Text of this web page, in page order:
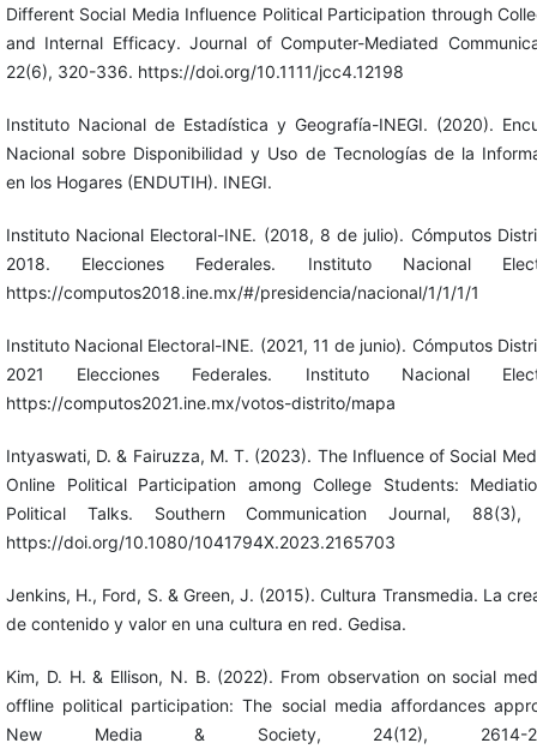
Different Social Media Influence Political Participation through
and Internal Efficacy. Journal of Computer-Mediated
22(6), 320-336. https://doi.org/10.1111/jcc4.12198
Instituto Nacional de Estadística y Geografía-INEGI. (2020).
Nacional sobre Disponibilidad y Uso de Tecnologías de la
en los Hogares (ENDUTIH). INEGI.
Instituto Nacional Electoral-INE. (2018, 8 de julio). Cómputos
2018. Elecciones Federales. Instituto Nacional
https://computos2018.ine.mx/#/presidencia/nacional/1/1/1/1
Instituto Nacional Electoral-INE. (2021, 11 de junio). Cómputos
2021 Elecciones Federales. Instituto Nacional
https://computos2021.ine.mx/votos-distrito/mapa
Intyaswati, D. & Fairuzza, M. T. (2023). The Influence of Social
Online Political Participation among College Students:
Political Talks. Southern Communication Journal, 88(3),
https://doi.org/10.1080/1041794X.2023.2165703
Jenkins, H., Ford, S. & Green, J. (2015). Cultura Transmedia. La
de contenido y valor en una cultura en red. Gedisa.
Kim, D. H. & Ellison, N. B. (2022). From observation on social
offline political participation: The social media affordances
New Media & Society, 24(12), 2614-